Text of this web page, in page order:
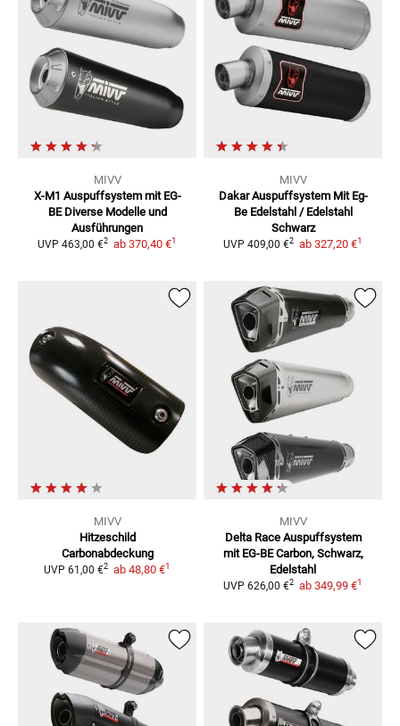
MIVV
X-M1 Auspuffsystem mit EG-
BE Diverse Modelle und
Ausführungen
UVP 463,00 €2 ab 370,40 €1
MIVV
Dakar Auspuffsystem Mit Eg-
Be Edelstahl / Edelstahl
Schwarz
UVP 409,00 €2 ab 327,20 €1
MIVV
Hitzeschild
Carbonabdeckung
UVP 61,00 €2 ab 48,80 €1
MIVV
Delta Race Auspuffsystem
mit EG-BE Carbon, Schwarz,
Edelstahl
UVP 626,00 €2 ab 349,99 €1